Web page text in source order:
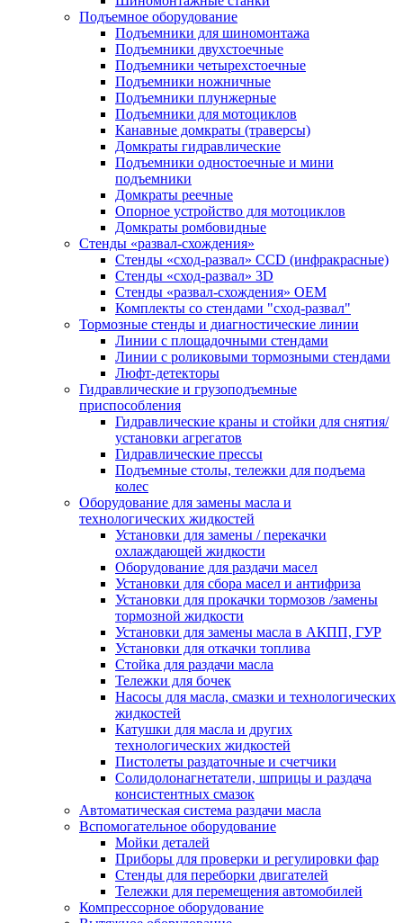
Подъемное оборудование
Подъемники для шиномонтажа
Подъемники двухстоечные
Подъемники четырехстоечные
Подъемники ножничные
Подъемники плунжерные
Подъемники для мотоциклов
Канавные домкраты (траверсы)
Домкраты гидравлические
Подъемники одностоечные и мини
подъемники
Домкраты реечные
Опорное устройство для мотоциклов
Домкраты ромбовидные
Стенды «развал-схождения»
Стенды «сход-развал» CCD (инфракрасные)
Стенды «сход-развал» 3D
Стенды «развал-схождения» ОЕМ
Комплекты со стендами "сход-развал"
Тормозные стенды и диагностические линии
Линии с площадочными стендами
Линии с роликовыми тормозными стендами
Люфт-детекторы
Гидравлические и грузоподъемные
приспособления
Гидравлические краны и стойки для снятия/
установки агрегатов
Гидравлические прессы
Подъемные столы, тележки для подъема
колес
Оборудование для замены масла и
технологических жидкостей
Установки для замены / перекачки
охлаждающей жидкости
Оборудование для раздачи масел
Установки для сбора масел и антифриза
Установки для прокачки тормозов /замены
тормозной жидкости
Установки для замены масла в АКПП, ГУР
Установки для откачки топлива
Стойка для раздачи масла
Тележки для бочек
Насосы для масла, смазки и технологических
жидкостей
Катушки для масла и других
технологических жидкостей
Пистолеты раздаточные и счетчики
Солидолонагнетатели, шприцы и раздача
консистентных смазок
Автоматическая система раздачи масла
Вспомогательное оборудование
Мойки деталей
Приборы для проверки и регулировки фар
Стенды для переборки двигателей
Тележки для перемещения автомобилей
Компрессорное оборудование